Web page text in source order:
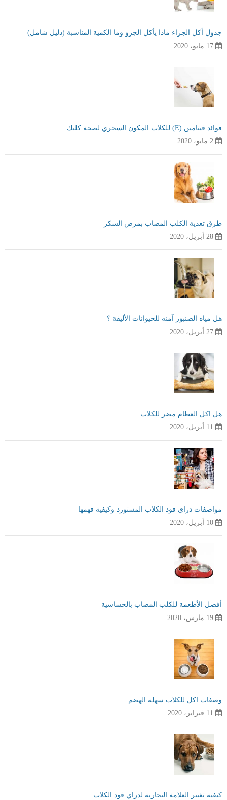
جدول أكل الجراء ماذا يأكل الجرو وما الكمية المناسبة (دليل شامل)
17 مايو، 2020
فوائد فيتامين (E) للكلاب المكون السحري لصحة كلبك
2 مايو، 2020
طرق تغذية الكلب المصاب بمرض السكر
28 أبريل، 2020
هل مياه الصنبور آمنه للحيوانات الأليفة ؟
27 أبريل، 2020
هل اكل العظام مضر للكلاب
11 أبريل، 2020
مواصفات دراي فود الكلاب المستورد وكيفية فهمها
10 أبريل، 2020
أفضل الأطعمة للكلب المصاب بالحساسية
19 مارس، 2020
وصفات اكل للكلاب سهلة الهضم
11 فبراير، 2020
كيفية تغيير العلامة التجارية لدراي فود الكلاب